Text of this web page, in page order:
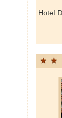
Hotel